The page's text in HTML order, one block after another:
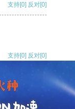
支持[0] 反对[0]
支持[0] 反对[0]
支持[0] 反对